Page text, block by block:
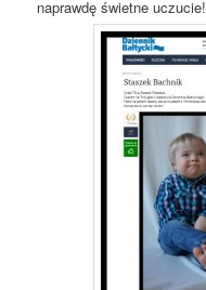
naprawdę świetne uczucie!